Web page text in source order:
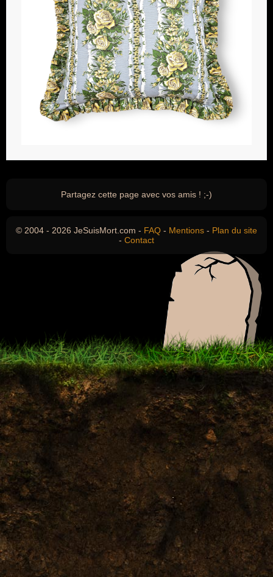
Partagez cette page avec vos amis ! ;-)
© 2004 - 2026 JeSuisMort.com - FAQ - Mentions - Plan du site
- Contact